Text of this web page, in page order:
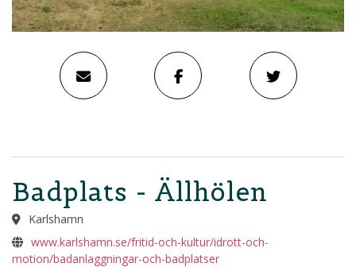
Badplats - Ällhölen
Karlshamn
www.karlshamn.se/fritid-och-kultur/idrott-och-
motion/badanlaggningar-och-badplatser